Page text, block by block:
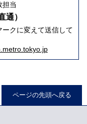
当
通）
クに変えて送信して
ページの先頭へ戻る